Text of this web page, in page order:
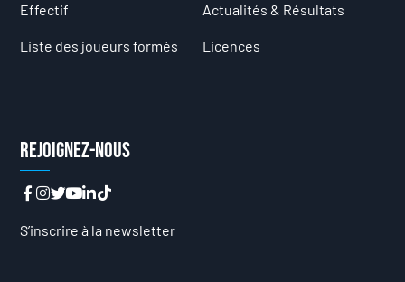
Effectif
Liste des joueurs formés
Actualités & Résultats
Licences
Rejoignez-nous
S’inscrire à la newsletter